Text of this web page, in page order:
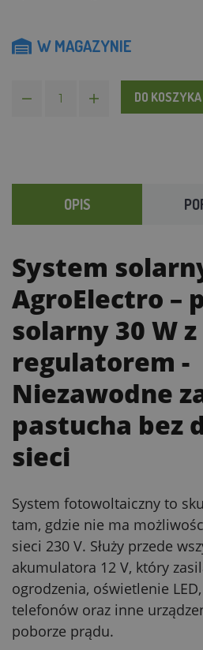
W MAGAZYNIE
DO KOSZYKA
OPIS
System
AgroElectro –
solarny 30 W z
regulatorem -
Niezawodne
pastucha bez
sieci
System fotowoltaiczny to
tam, gdzie nie ma
sieci 230 V. Służy przede
akumulatora 12 V, który
ogrodzenia, oświetlenie
telefonów oraz inne
poborze prądu.